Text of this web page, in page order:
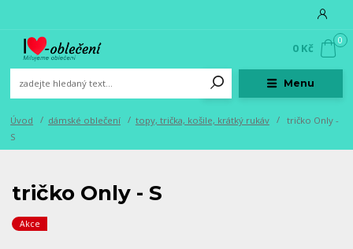
Menu
0
0 Kč
Úvod dámské oblečení topy, trička, košile, krátký rukáv
tričko Only -
S
tričko Only - S
Akce